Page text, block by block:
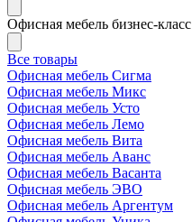
Офисная мебель бизнес-класс
Все товары
Офисная мебель Сигма
Офисная мебель Микс
Офисная мебель Усто
Офисная мебель Лемо
Офисная мебель Вита
Офисная мебель Аванс
Офисная мебель Васанта
Офисная мебель ЭВО
Офисная мебель Аргентум